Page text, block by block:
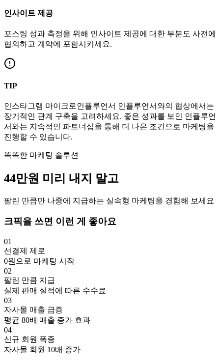
인사이트 제공
포스팅 성과 측정을 위해 인사이트 제공에 대한 부분도 사전에
협의하고 계약에 포함시키세요.
TIP
인스타그램 마이크로인플루언서 인플루언서와의 협상에서는
장기적인 관계 구축을 고려하세요. 좋은 성과를 보인 인플루언
서와는 지속적인 파트너십을 통해 더 나은 조건으로 마케팅을
진행할 수 있습니다.
똑똑한 마케팅 솔루션
44만원 미리 내지 말고
팔린 만큼만 나중에 지급하는 실속형 마케팅을 경험해 보세요
크픽을 쓰면 이런 게 좋아요
01
선결제 제로
0원으로 마케팅 시작
02
팔린 만큼 지급
실제 판매 실적에 따른 수수료
03
자사몰 매출 급증
평균 80배 매출 증가 효과
04
신규 회원 폭증
자사몰 회원 10배 증가